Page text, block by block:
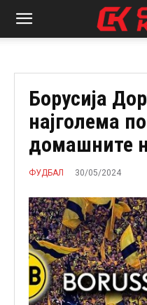
Борусија
најголема
домашните
ФУДБАЛ 30/05/2024